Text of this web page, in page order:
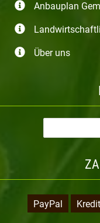
Anbauplan
Über uns
PayPal